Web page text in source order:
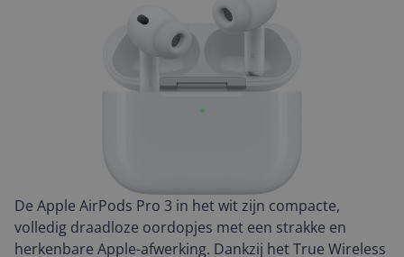
De Apple AirPods Pro 3 in het wit zijn compacte,
volledig draadloze oordopjes met een strakke en
herkenbare Apple-afwerking. Dankzij het True Wireless